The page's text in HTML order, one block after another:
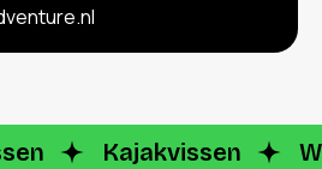
Kajakvissen